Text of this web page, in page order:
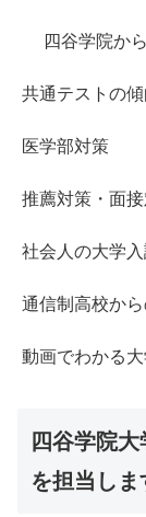
四谷学院か
共通テストの
医学部対策
推薦対策・面
社会人の大学
通信制高校か
動画でわかる
四谷学院
を担当しま